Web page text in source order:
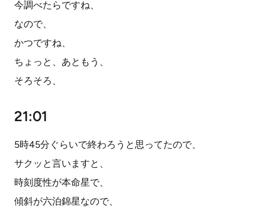
今調べたらですね、
なので、
かつですね、
ちょっと、あともう、
そろそろ、
21:01
5時45分ぐらいで終わろうと思ってたので、
サクッと言いますと、
時刻度性が本命星で、
傾斜が六泊錦星なので、